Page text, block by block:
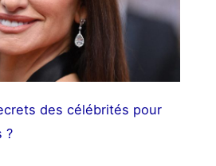
des célébrités pour
?